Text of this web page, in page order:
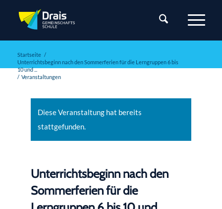
Startseite /
Unterrichtsbeginn nach den Sommerferien für die Lerngruppen 6 bis
10 und ...
/ Veranstaltungen
Diese Veranstaltung hat bereits
stattgefunden.
Unterrichtsbeginn nach den
Sommerferien für die